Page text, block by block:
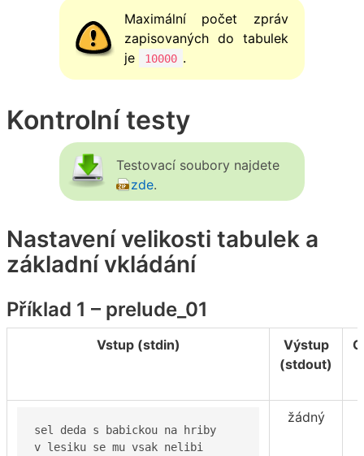
Maximální počet zpráv
zapisovaných do tabulek
je
10000 .
Kontrolní testy
Testovací soubory najdete
zde.
Nastavení velikosti tabulek a
základní vkládání
Příklad 1 – prelude_01
Vstup (stdin)
Výstup
(stdout)
sel deda s babickou na hriby
v lesiku se mu vsak nelibi
žádný